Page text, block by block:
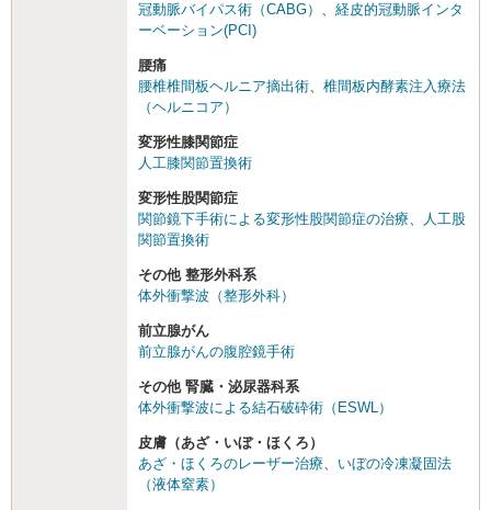
冠動脈バイパス術（CABG） 、 経皮的冠動脈インタ
ーベーション(PCI)
腰痛
腰椎椎間板ヘルニア摘出術、 椎間板内酵素注入療法
（ヘルニコア）
変形性膝関節症
人工膝関節置換術
変形性股関節症
関節鏡下手術による変形性股関節症の治療、
人工股
関節置換術
その他 整形外科系
体外衝撃波（整形外科）
前立腺がん
前立腺がんの腹腔鏡手術
その他 腎臓・泌尿器科系
体外衝撃波による結石破砕術（ESWL）
皮膚（あざ・いぼ・ほくろ）
あざ・ほくろのレーザー治療、 いぼの冷凍凝固法
（液体窒素）